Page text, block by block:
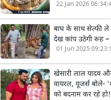
22 Jan 2026
बाघ के साथ सेल्फी
देख कांप उठेगी रूह –
01 Jun 2025
खेसारी लाल यादव
वायरल, यूजर्स बोले-
को बदनाम कर रहे